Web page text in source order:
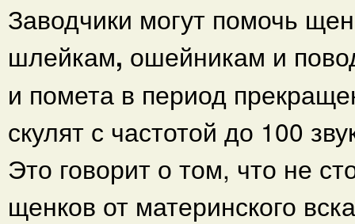
Заводчики могут помочь
шлейкам, ошейникам и
и помета в период
скулят с частотой до 100
Это говорит о том, что не
щенков от материнского